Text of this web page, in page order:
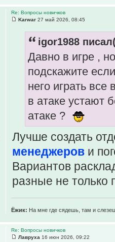
Re: Вопросы новичков
Karwar 27 май 2026, 08:45
igor1988
Давно в игре ,
подскажите
него играть
в атаке устают
атаке ?
Лучше создать
менеджеров и
Вариантов
разные не только
Ёжик: На мне где сядешь, там и
Re: Вопросы новичков
Лавруха 16 июн 2026, 09:22